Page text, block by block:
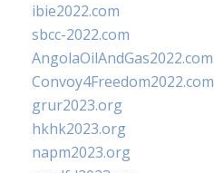
ibie2022.com
sbcc-2022.com
AngolaOilAndGas2022.com
Convoy4Freedom2022.com
grur2023.org
hkhk2023.org
napm2023.org